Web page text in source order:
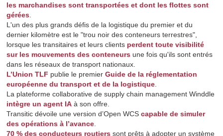
les marchandises sont transportées et dont les flottes sont
gérées
L'un des plus grands défis de la logistique du premier et du
dernier kilomètre est le "trou noir des conteneurs terrestres",
lorsque les transitaires et leurs clients perdent toute visibilité
sur les mouvements des conteneurs une fois qu'ils sont entrés
dans les réseaux de transport nationaux.
L’Union TLF publie le premier Guide de la réglementation
européenne du transport et de la logistique
La plateforme collaborative de supply chain management Winddle
intègre un agent IA à son offre.
Transitic dévoile une version d’Open WCS capable de simuler
des opérations à l’avance
70 % des conducteurs routiers sont prêts à adopter un système